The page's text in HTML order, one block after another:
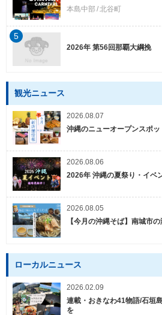
本島中部 北谷町
2026年 第56回那覇大綱挽
5
観光ニュース
2026.08.07
沖縄のニューオープンスポ
2026.08.06
2026年 沖縄の夏祭り・イベ
2026.08.05
【今月の沖縄そば】南城市
ローカルニュース
2026.02.09
連載・おきなわ41物語/石垣
を